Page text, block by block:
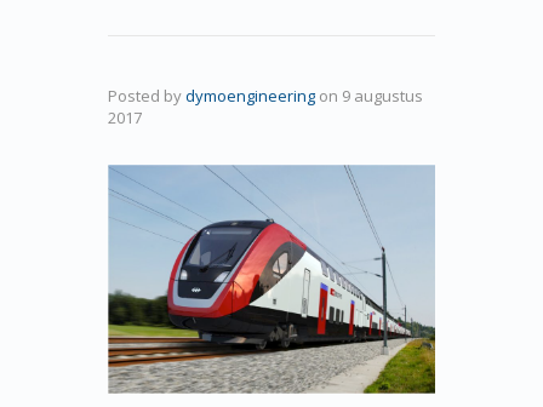
Posted bydymoengineering on 9 augustus
2017